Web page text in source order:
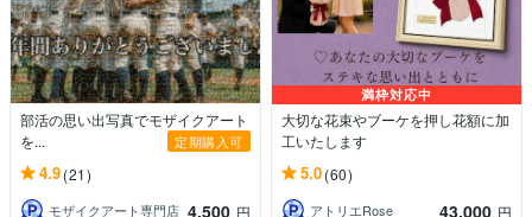
部活の思い出写真でモザイクアート
を...
定期購入可
4.9(21)
モザイクアート専門店 4,500 円
満枠対応中
大切な花束やブーケを押し花額に加
工いたします
5.0(60)
アトリエRose 43,000 円